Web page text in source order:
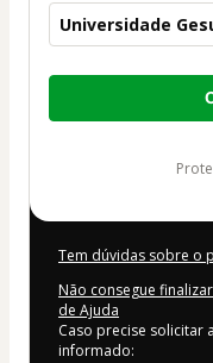
Universidade
Total
Tem dúvidas sobre o
Não consegue
de Ajuda
Caso precise solicitar
informado: